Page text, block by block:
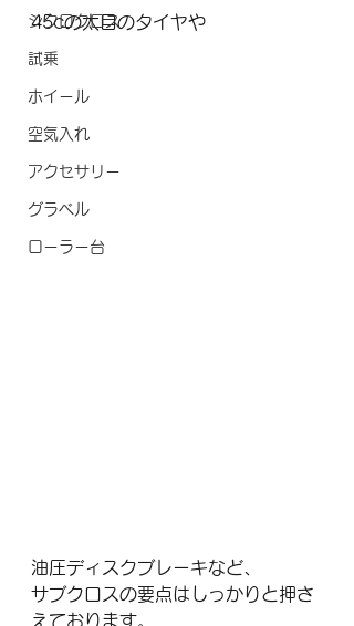
シクロクロス
試乗
ホイール
空気入れ
アクセサリー
グラベル
ローラー台
45cの太目のタイヤや
油圧ディスクブレーキなど、
サブクロスの要点はしっかりと押さ
えております。